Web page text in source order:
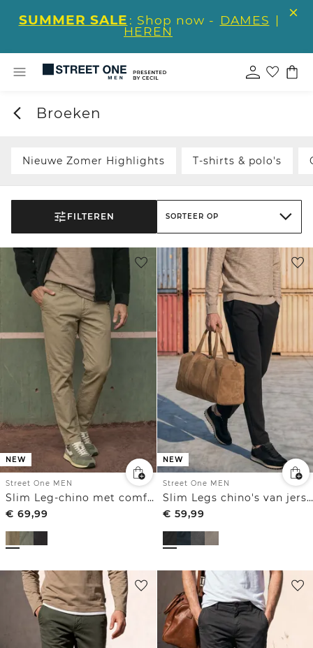
SUMMER SALE : Shop now - DAMES |
HEREN
Broeken
Nieuwe Zomer Highlights T-shirts & polo's
FILTEREN SORTEER OP
NEW
Street One MEN
Slim Leg-chino met comfortabele elastische tailleband
€ 69,99
NEW
Street One MEN
Slim Legs chino's van jersey met flexibele tailleband
€ 59,99